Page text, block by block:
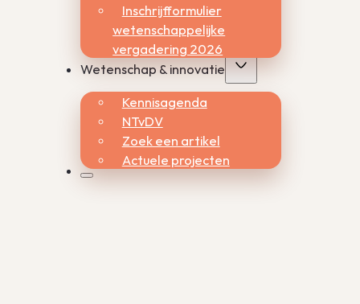
Inschrijfformulier
wetenschappelijke
vergadering 2026
Wetenschap & innovatie
Kennisagenda
NTvDV
Zoek een artikel
Actuele projecten